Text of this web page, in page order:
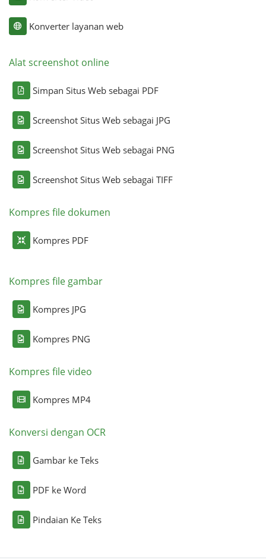
Konverter layanan web
Alat screenshot online
Simpan Situs Web sebagai PDF
Screenshot Situs Web sebagai JPG
Screenshot Situs Web sebagai PNG
Screenshot Situs Web sebagai TIFF
Kompres file dokumen
Kompres PDF
Kompres file gambar
Kompres JPG
Kompres PNG
Kompres file video
Kompres MP4
Konversi dengan OCR
Gambar ke Teks
PDF ke Word
Pindaian Ke Teks